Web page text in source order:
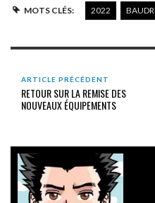
MOTS CLÉS: 2022
ARTICLE PRÉCÉDENT
RETOUR SUR LA REMISE DES
NOUVEAUX ÉQUIPEMENTS